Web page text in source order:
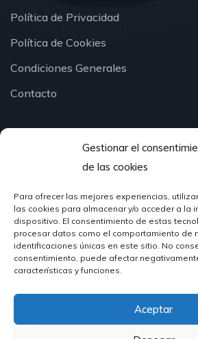
Gestionar el
de las cookies
Para ofrecer las mejores experiencias,
las cookies para almacenar y/o acceder a la
dispositivo. El consentimiento de estas
procesar datos como el comportamiento de
identificaciones únicas en este sitio. No
consentimiento, puede afectar
características y funciones.
Aceptar
Política de Privacidad
Política de Cookies
Condiciones Generales
Contacto
¿Hablamos?
624 51 12 10
info@hosteleriasantander.com
© 2026 Hostelería Santander |